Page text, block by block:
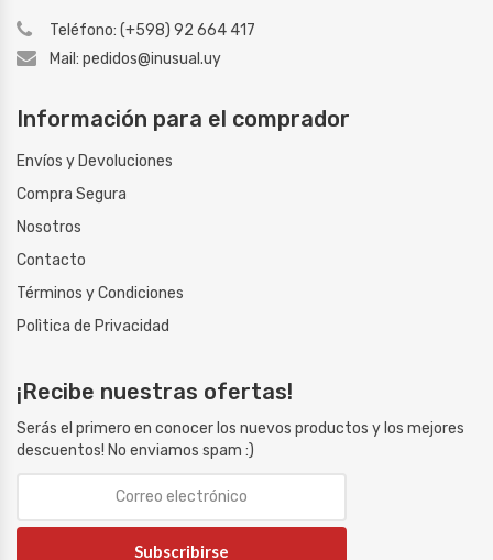
Teléfono: (+598) 92 664 417
Mail: pedidos@inusual.uy
Información para el comprador
Envíos y Devoluciones
Compra Segura
Nosotros
Contacto
Términos y Condiciones
Polìtica de Privacidad
¡Recibe nuestras ofertas!
Serás el primero en conocer los nuevos productos y los mejores
descuentos! No enviamos spam :)
Subscribirse